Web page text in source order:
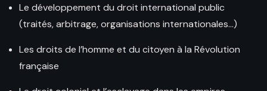
Le développement du droit international public
(traités, arbitrage, organisations internationales…)
Les droits de l’homme et du citoyen à la Révolution
française